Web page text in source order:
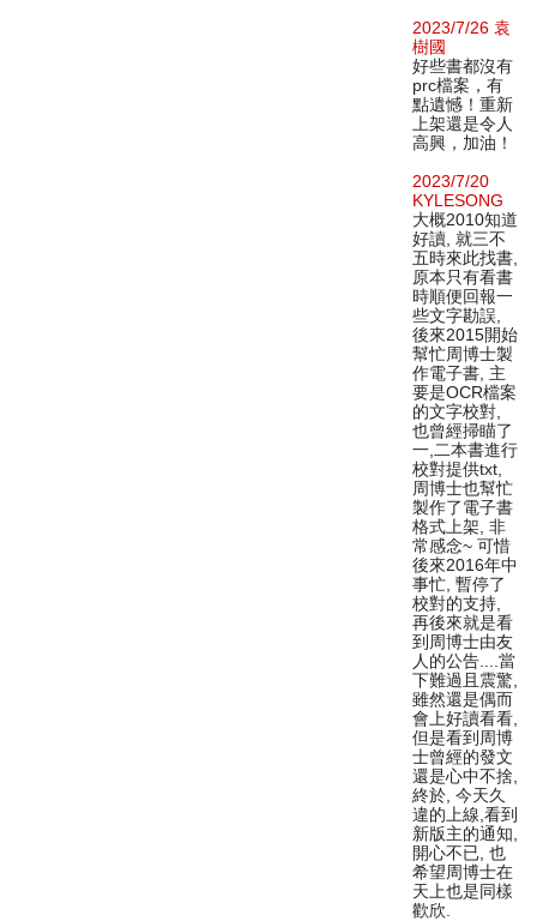
2023/7/26 袁
樹國
好些書都沒有
prc檔案，有
點遺憾！重新
上架還是令人
高興，加油！
2023/7/20
KYLESONG
大概2010知道
好讀, 就三不
五時來此找書,
原本只有看書
時順便回報一
些文字勘誤,
後來2015開始
幫忙周博士製
作電子書, 主
要是OCR檔案
的文字校對,
也曾經掃瞄了
一,二本書進行
校對提供txt,
周博士也幫忙
製作了電子書
格式上架, 非
常感念~ 可惜
後來2016年中
事忙, 暫停了
校對的支持,
再後來就是看
到周博士由友
人的公告....當
下難過且震驚,
雖然還是偶而
會上好讀看看,
但是看到周博
士曾經的發文
還是心中不捨,
終於, 今天久
違的上線,看到
新版主的通知,
開心不已, 也
希望周博士在
天上也是同樣
歡欣.